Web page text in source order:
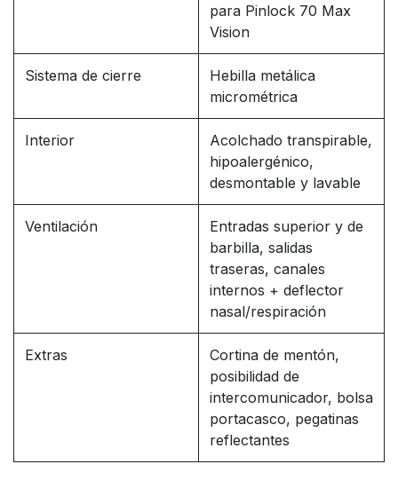
para Pinlock 70 Max
Vision
Sistema de cierre
Hebilla metálica
micrométrica
Interior
Acolchado transpirable,
hipoalergénico,
desmontable y lavable
Ventilación
Entradas superior y de
barbilla, salidas
traseras, canales
internos + deflector
nasal/respiración
Extras
Cortina de mentón,
posibilidad de
intercomunicador, bolsa
portacasco, pegatinas
reflectantes